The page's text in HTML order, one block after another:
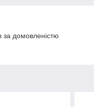
за домовленістю